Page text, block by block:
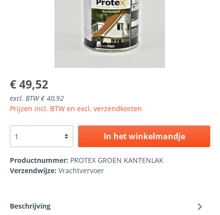
€ 49,52
excl. BTW € 40,92
Prijzen incl. BTW en excl. verzendkosten
In het winkelmandje
Productnummer: PROTEX GROEN KANTENLAK
Verzendwijze: Vrachtvervoer
Beschrijving